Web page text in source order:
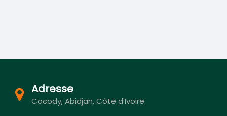
Adresse
Cocody, Abidjan, Côte d'Ivoire